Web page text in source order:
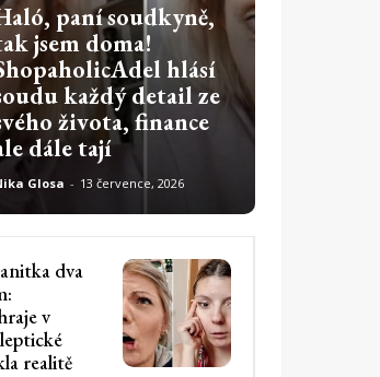
paní soudkyně,
jsem doma!
hlásí
každý detail ze
života, finance
dále tají
Glosa - 13 července, 2026
dva
v
realitě